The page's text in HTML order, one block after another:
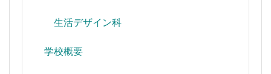
生活デザイン科
学校概要